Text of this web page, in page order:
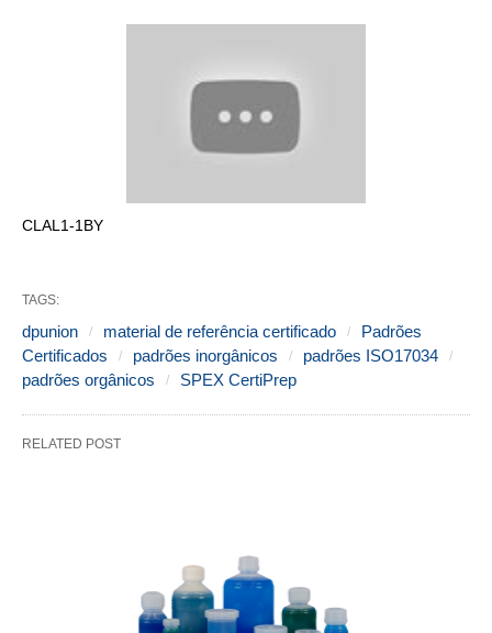
CLAL1-1BY
TAGS:
dpunion material de referência certificado
Padrões
Certificados
padrões inorgânicos
padrões ISO17034
padrões orgânicos
SPEX CertiPrep
RELATED POST